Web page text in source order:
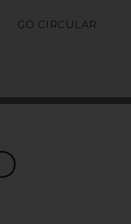
GO CIRCULAR
på en mängd olika